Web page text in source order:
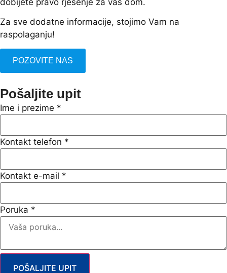
Za sve dodatne informacije, stojimo Vam na
raspolaganju!
POZOVITE NAS
Pošaljite upit
Ime i prezime *
Kontakt telefon *
Kontakt e-mail *
Poruka *
POŠALJITE UPIT